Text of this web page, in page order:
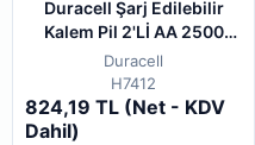
Duracell Şarj Edilebilir
Kalem Pil 2'Lİ AA 2500
mAh
Duracell
H7412
824,19 TL (Net - KDV
Dahil)